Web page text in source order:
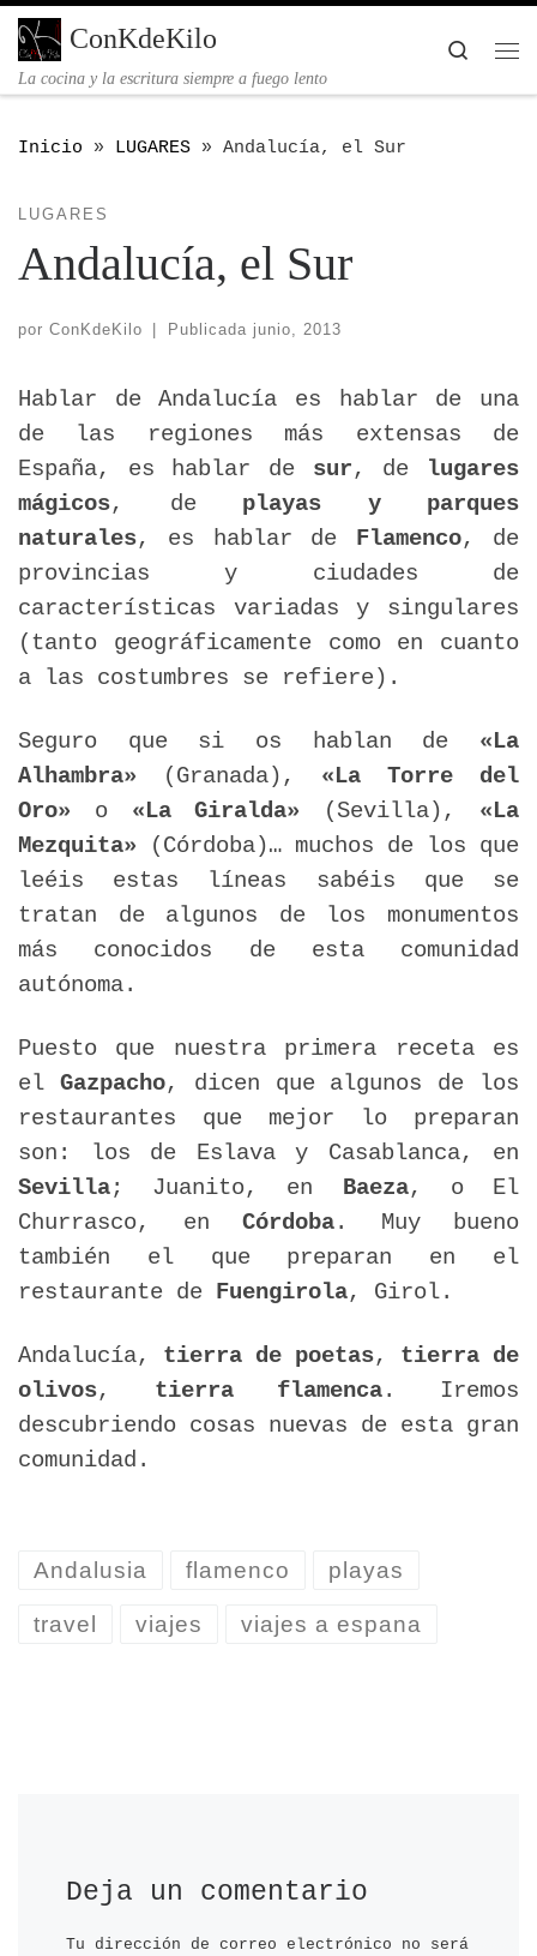
Saltar al contenido
ConKdeKilo
La cocina y la escritura siempre a fuego lento
Inicio » LUGARES » Andalucía, el Sur
LUGARES
Andalucía, el Sur
por ConKdeKilo Publicada junio, 2013
Hablar de Andalucía es hablar de una
de las regiones más extensas de
España, es hablar de sur, de lugares
mágicos, de playas y parques
naturales, es hablar de Flamenco, de
provincias y ciudades de
características variadas y singulares
(tanto geográficamente como en cuanto
a las costumbres se refiere).
Seguro que si os hablan de «La
Alhambra» (Granada), «La Torre del
Oro» o «La Giralda» (Sevilla), «La
Mezquita» (Córdoba)… muchos de los que
leéis estas líneas sabéis que se
tratan de algunos de los monumentos
más conocidos de esta comunidad
autónoma.
Puesto que nuestra primera receta es
el Gazpacho, dicen que algunos de los
restaurantes que mejor lo preparan
son: los de Eslava y Casablanca, en
Sevilla; Juanito, en Baeza, o El
Churrasco, en Córdoba. Muy bueno
también el que preparan en el
restaurante de Fuengirola, Girol.
Andalucía, tierra de poetas, tierra de
olivos, tierra flamenca. Iremos
descubriendo cosas nuevas de esta gran
comunidad.
Andalusia flamenco playas
travel viajes viajes a espana
Deja un comentario
Tu dirección de correo electrónico no será